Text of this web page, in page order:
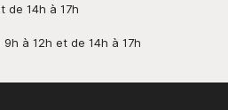
de 14h à 17h
à 12h et de 14h à 17h